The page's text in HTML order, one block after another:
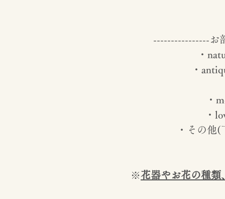
----------------お
・
・
・
・
・その他
※花器やお花の種類